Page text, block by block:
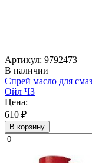
Артикул: 9792473
В наличии
Спрей масло для
Ойл ЧЗ
Цена:
610 ₽
В корзину